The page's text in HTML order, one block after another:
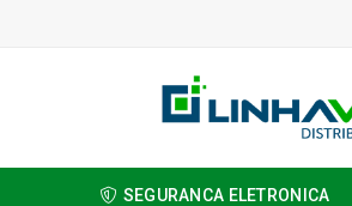
SEGURANCA ELETRONICA